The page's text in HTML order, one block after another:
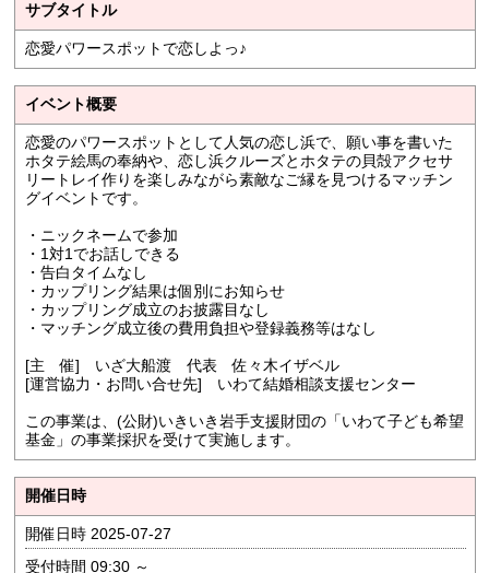
サブタイトル
恋愛パワースポットで恋しよっ♪
イベント概要
恋愛のパワースポットとして人気の恋し浜で、願い事を書いた
ホタテ絵馬の奉納や、恋し浜クルーズとホタテの貝殻アクセサ
リートレイ作りを楽しみながら素敵なご縁を見つけるマッチン
グイベントです。
・ニックネームで参加
・1対1でお話しできる
・告白タイムなし
・カップリング結果は個別にお知らせ
・カップリング成立のお披露目なし
・マッチング成立後の費用負担や登録義務等はなし
[主 催] いざ大船渡 代表 佐々木イザベル
[運営協力・お問い合せ先] いわて結婚相談支援センター
この事業は、(公財)いきいき岩手支援財団の「いわて子ども希望
基金」の事業採択を受けて実施します。
開催日時
開催日時 2025-07-27
受付時間 09:30 ～